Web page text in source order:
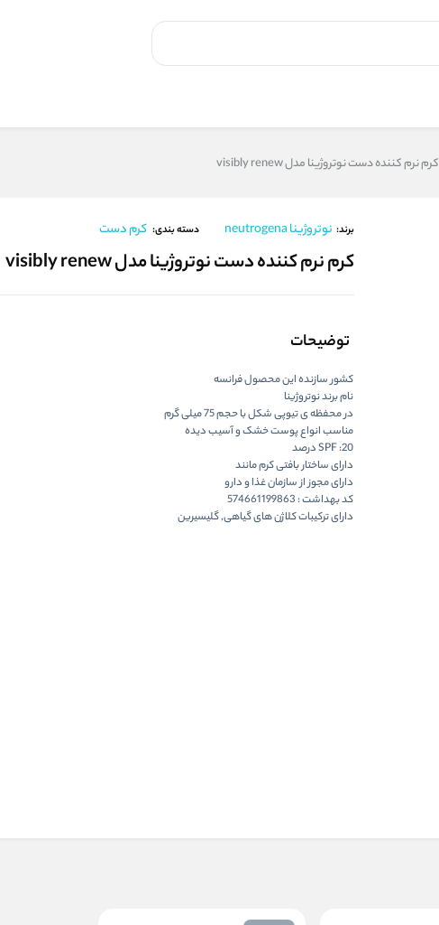
کرم نرم کننده دست نوتروژینا مدل visibly renew
برند: نوتروژینا neutrogena دسته بندی: کرم دست
کرم نرم کننده دست نوتروژینا مدل visibly renew
توضیحات
کشور سازنده این محصول فرانسه
نام برند نوتروژینا
در محفظه ی تیوپی شکل با حجم 75 میلی گرم
مناسب انواعپوست خشک و آسیب دیده
SPF :20 درصد
دارای ساختار بافتی کرم مانند
دارای مجوز از سازمان غذا و دارو
کد بهداشت : 574661199863
دارای ترکیباتکلاژن های گیاهی, گلیسیرین